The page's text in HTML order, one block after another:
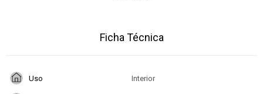
Ficha Técnica
Uso Interior